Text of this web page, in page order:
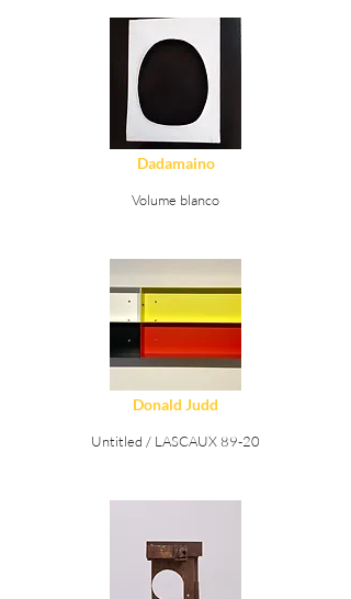
Ver Detalles
Dadamaino
Volume blanco
Ver Detalles
Donald Judd
Untitled / LASCAUX 89-20
Ver Detalles